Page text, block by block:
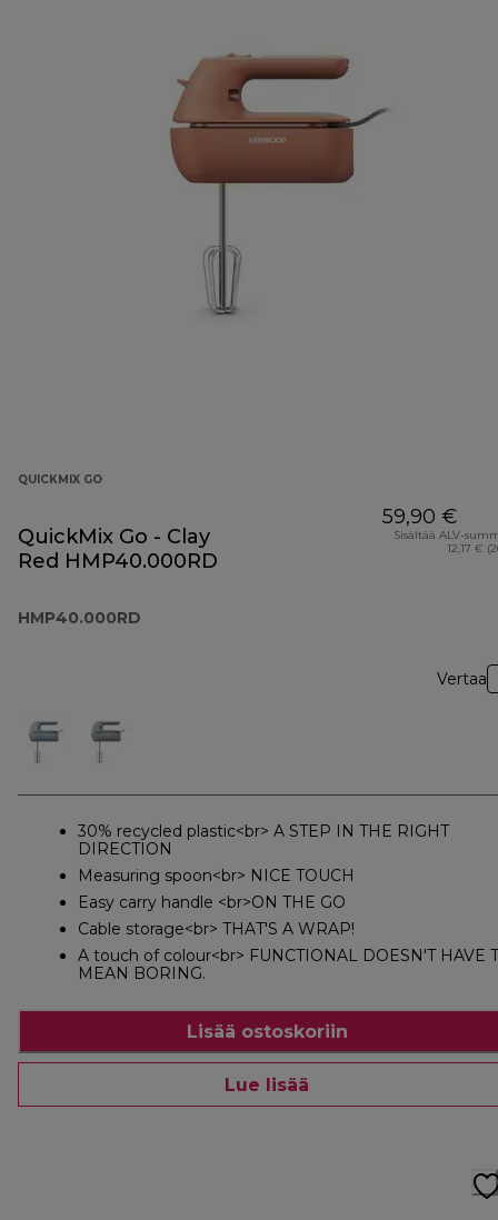
QUICKMIX GO
QuickMix Go - Clay
Red HMP40.000RD
HMP40.000RD
59,90 €
Sisältää ALV-
12,17 €
Vertaa
30% recycled plastic<br> A STEP IN THE RIGHT
DIRECTION
Measuring spoon<br> NICE TOUCH
Easy carry handle <br>ON THE GO
Cable storage<br> THAT'S A WRAP!
A touch of colour<br> FUNCTIONAL DOESN'T HAVE
MEAN BORING.
Lisää ostoskoriin
Lue lisää